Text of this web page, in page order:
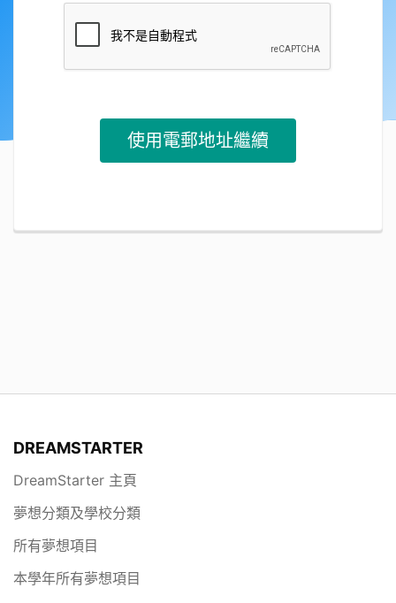
DREAMSTARTER
DreamStarter 主頁
夢想分類及學校分類
所有夢想項目
本學年所有夢想項目